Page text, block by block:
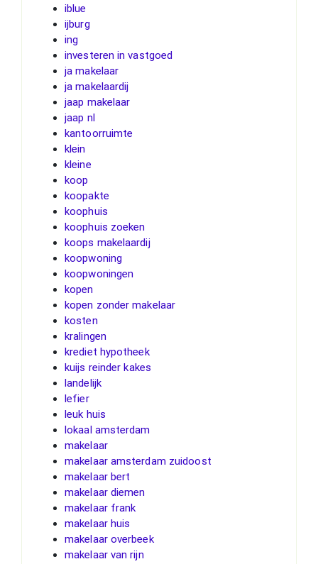
iblue
ijburg
ing
investeren in vastgoed
ja makelaar
ja makelaardij
jaap makelaar
jaap nl
kantoorruimte
klein
kleine
koop
koopakte
koophuis
koophuis zoeken
koops makelaardij
koopwoning
koopwoningen
kopen
kopen zonder makelaar
kosten
kralingen
krediet hypotheek
kuijs reinder kakes
landelijk
lefier
leuk huis
lokaal amsterdam
makelaar
makelaar amsterdam zuidoost
makelaar bert
makelaar diemen
makelaar frank
makelaar huis
makelaar overbeek
makelaar van rijn